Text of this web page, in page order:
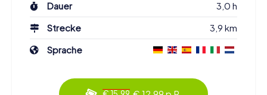
Dauer
3,0 h
Strecke
3,9 km
Sprache